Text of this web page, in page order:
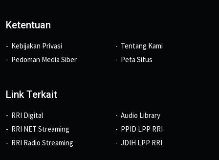
Ketentuan
Kebijakan Privasi
Pedoman Media Siber
Tentang Kami
Peta Situs
Link Terkait
RRI Digital
RRI NET Streaming
RRI Radio Streaming
Audio Library
PPID LPP RRI
JDIH LPP RRI